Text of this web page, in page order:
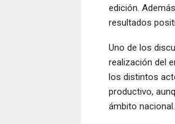
edición.
resultados
Uno de los
realización del
los distintos
productivo,
ámbito nacional.